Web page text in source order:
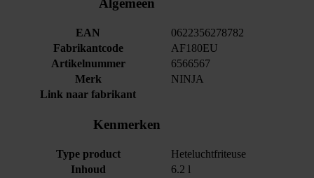
Algemeen
EAN
0622356278782
Fabrikantcode
AF180EU
Artikelnummer
6566567
Merk
NINJA
Link naar fabrikant
Kenmerken
Type product
Heteluchtfriteuse
Inhoud
6.2 l